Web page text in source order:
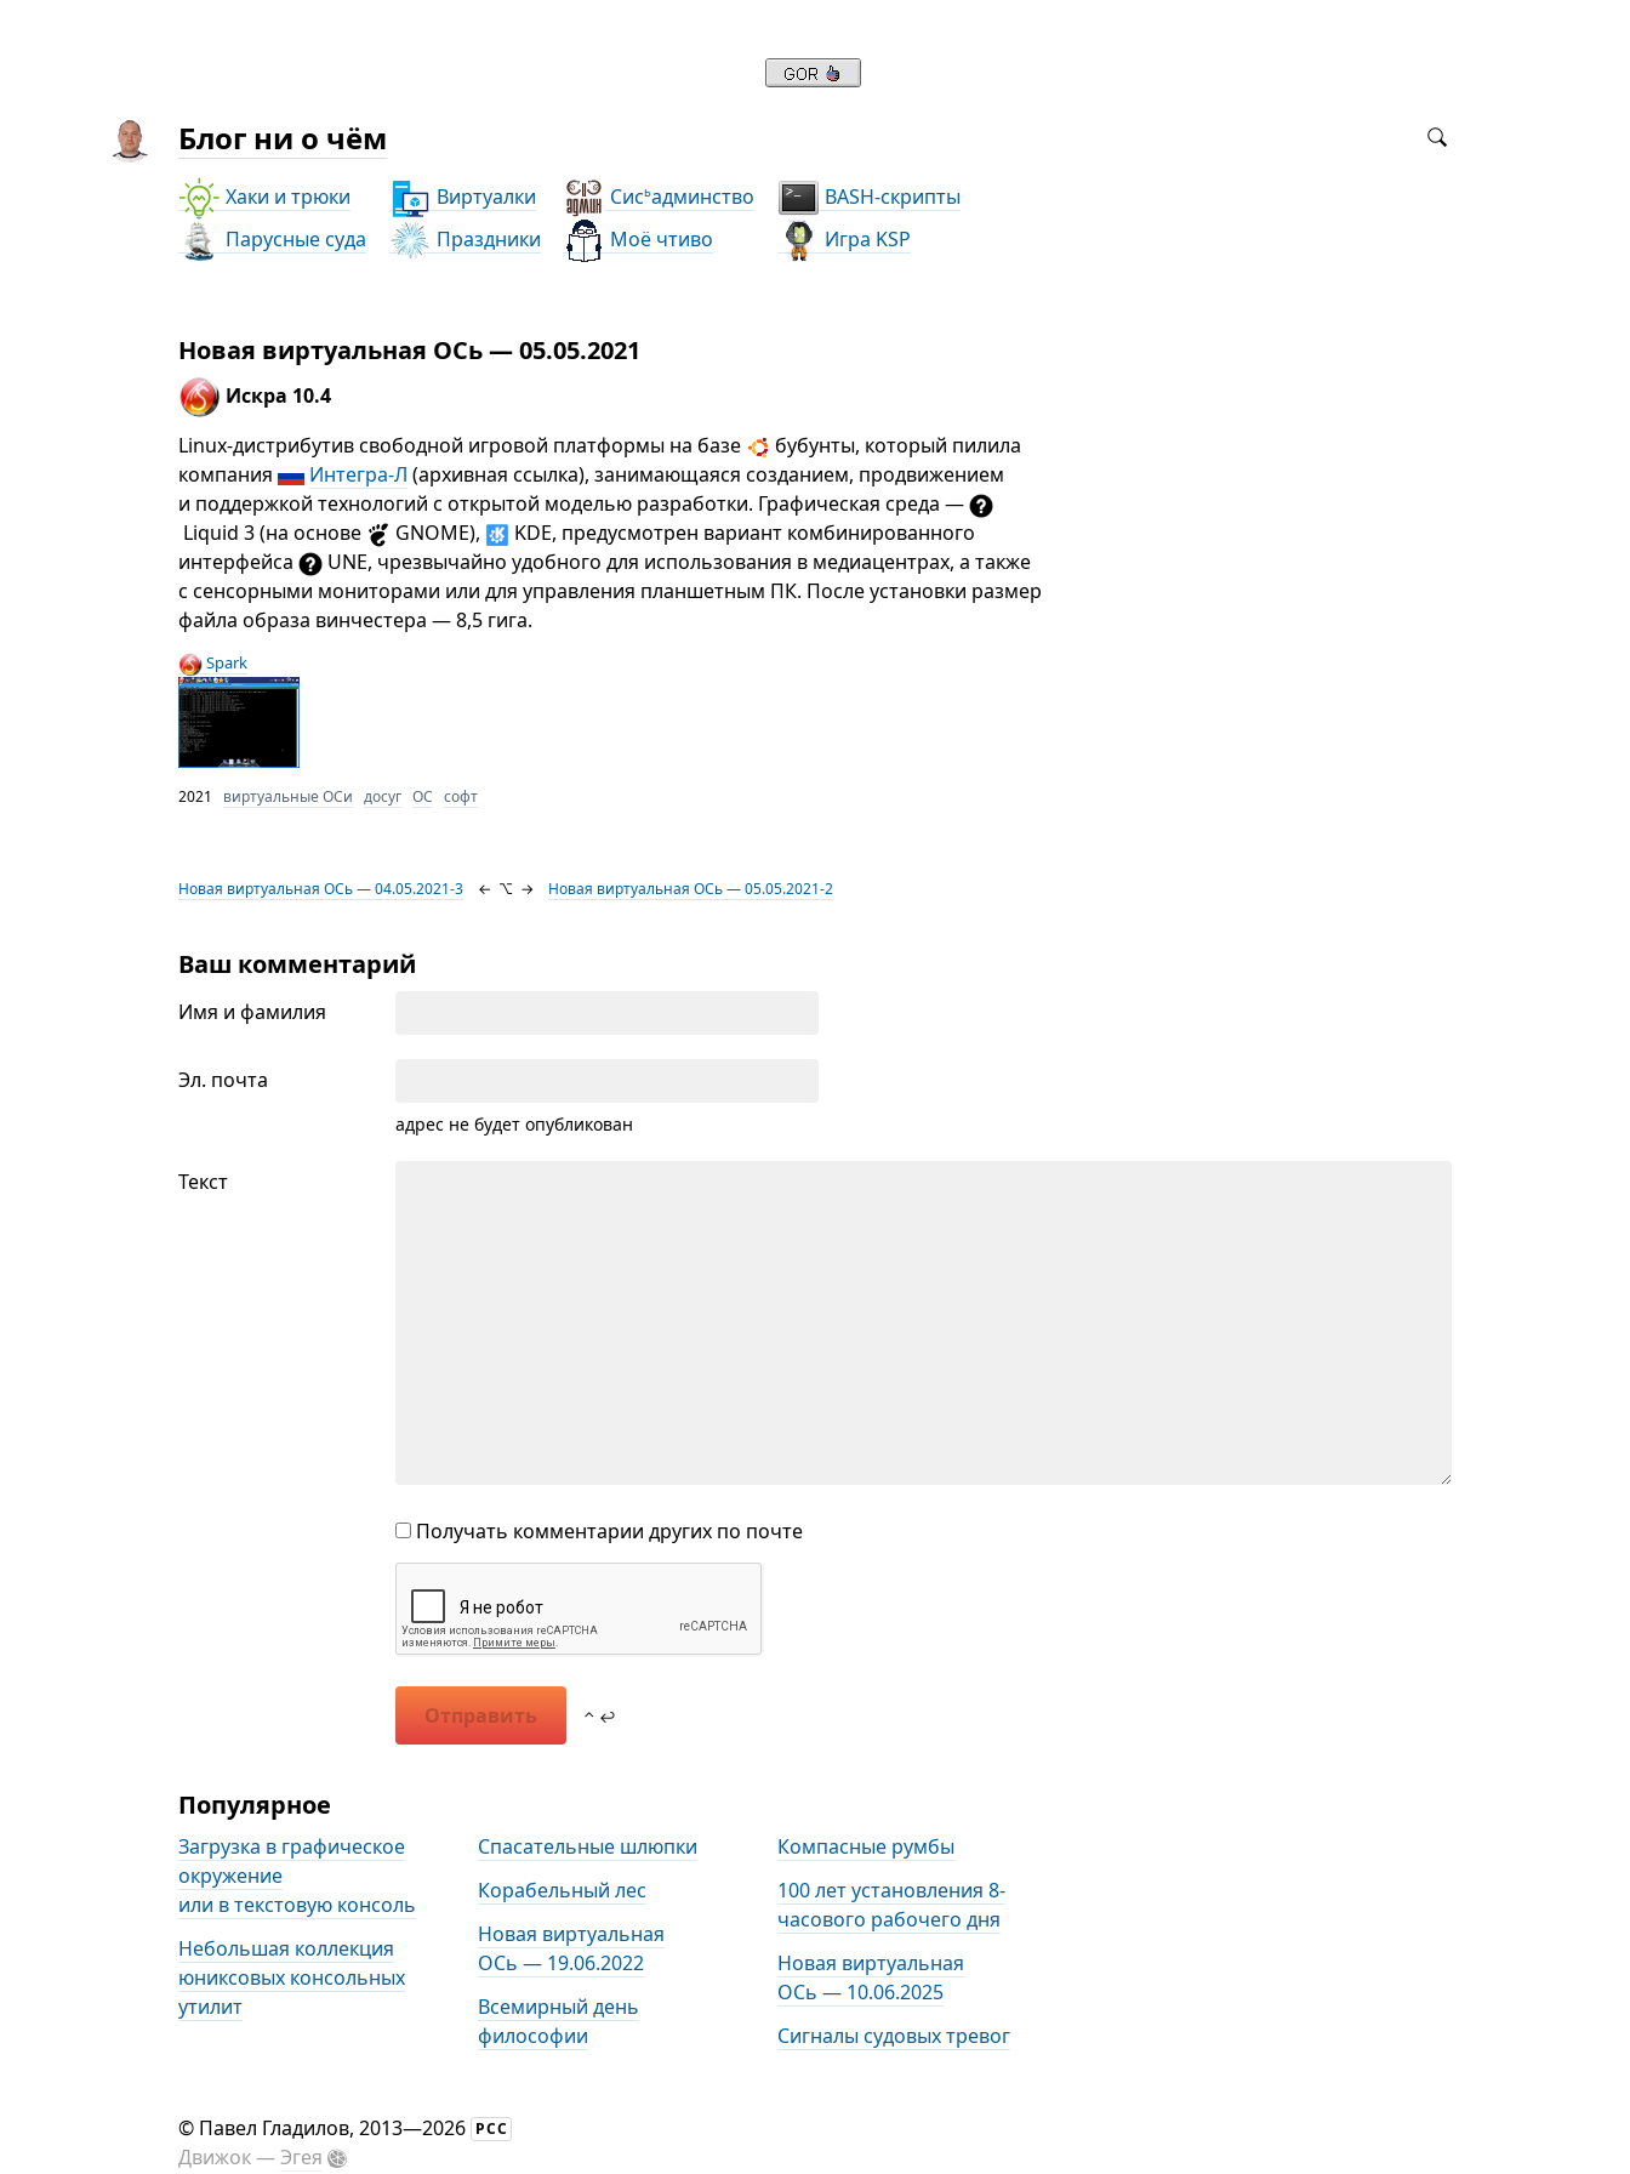
Блог ни о чём
Хаки и трюки Виртуалки Сисьадминство
BASH-скрипты
Парусные суда
Праздники Моё чтиво Игра KSP
Новая виртуальная ОСь — 05.05.2021
Искра 10.4
Linux-дистрибутив свободной игровой платформы на базе
бубунты, который пилила
компания
Интегра-Л (архивная ссылка), занимающаяся созданием, продвижением
и поддержкой технологий с открытой моделью разработки. Графическая среда —
Liquid 3 (на основе
GNOME),
KDE, предусмотрен вариант комбинированного
интерфейса
UNE, чрезвычайно удобного для использования в медиацентрах, а также
с сенсорными мониторами или для управления планшетным ПК. После установки размер
файла образа винчестера — 8,5 гига.
Spark
2021 виртуальные ОСи досуг ОС софт
Новая виртуальная ОСь — 04.05.2021-3 ← ⌥ → Новая виртуальная ОСь — 05.05.2021-2
Ваш комментарий
Имя и фамилия
Эл. почта
адрес не будет опубликован
Текст
Получать комментарии других по почте
Отправить ⌃ ↩
Популярное
Загрузка в графическое
окружение
или в текстовую консоль
Небольшая коллекция
юниксовых консольных
утилит
Спасательные шлюпки
Корабельный лес
Новая виртуальная
ОСь — 19.06.2022
Всемирный день
философии
Компасные румбы
100 лет установления 8-
часового рабочего дня
Новая виртуальная
ОСь — 10.06.2025
Сигналы судовых тревог
© Павел Гладилов, 2013—2026 РСС
Движок —Эгея